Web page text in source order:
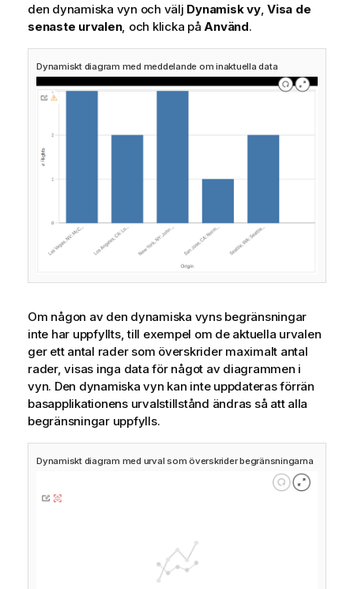
den dynamiska vyn och välj Dynamisk vy, Visa de
senaste urvalen, och klicka på Använd.
Dynamiskt diagram med meddelande om inaktuella data
Om någon av den dynamiska vyns begränsningar
inte har uppfyllts, till exempel om de aktuella urvalen
ger ett antal rader som överskrider maximalt antal
rader, visas inga data för något av diagrammen i
vyn. Den dynamiska vyn kan inte uppdateras förrän
basapplikationens urvalstillstånd ändras så att alla
begränsningar uppfylls.
Dynamiskt diagram med urval som överskrider begränsningarna